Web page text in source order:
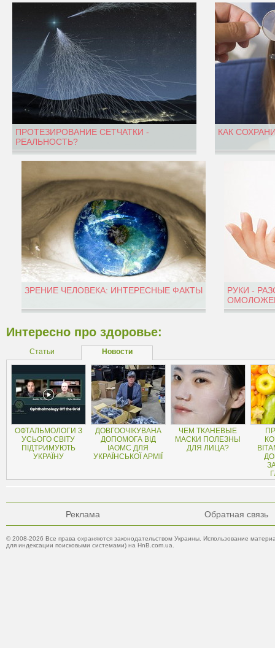
ПРОТЕЗИРОВАНИЕ СЕТЧАТКИ -
РЕАЛЬНОСТЬ?
КАК
ЗРЕНИЕ ЧЕЛОВЕКА: ИНТЕРЕСНЫЕ ФАКТЫ
РУКИ -
Интересно про здоровье:
Статьи Новости
ОФТАЛЬМОЛОГИ З
УСЬОГО СВІТУ
ПІДТРИМУЮТЬ
УКРАЇНУ
ДОВГООЧІКУВАНА
ДОПОМОГА ВІД
IAOMC ДЛЯ
УКРАЇНСЬКОЇ АРМІЇ
ЧЕМ ТКАНЕВЫЕ
МАСКИ ПОЛЕЗНЫ
ДЛЯ ЛИЦА?
Реклама Обратная связь
© 2008-2026 Все права охраняются законодательством Украины. Использование
для индексации поисковыми системами) на HnB.com.ua.